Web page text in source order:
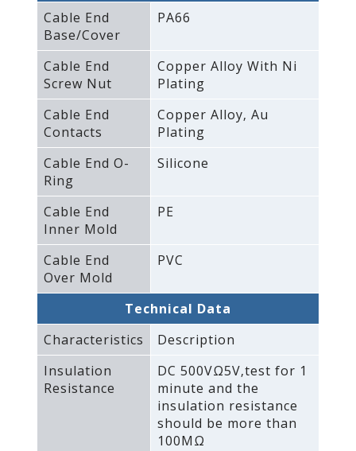
Cable End
Base/Cover
PA66
Cable End
Screw Nut
Copper Alloy With Ni
Plating
Cable End
Contacts
Copper Alloy‚ Au
Plating
Cable End O-
Ring
Silicone
Cable End
Inner Mold
PE
Cable End
Over Mold
PVC
Technical Data
Characteristics
Description
Insulation
Resistance
DC 500VΩ5V‚test for 1
minute and the
insulation resistance
should be more than
100MΩ